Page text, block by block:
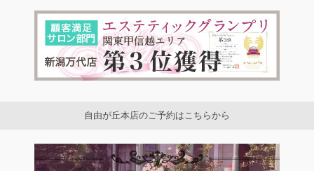
自由が丘本店のご予約はこちらから